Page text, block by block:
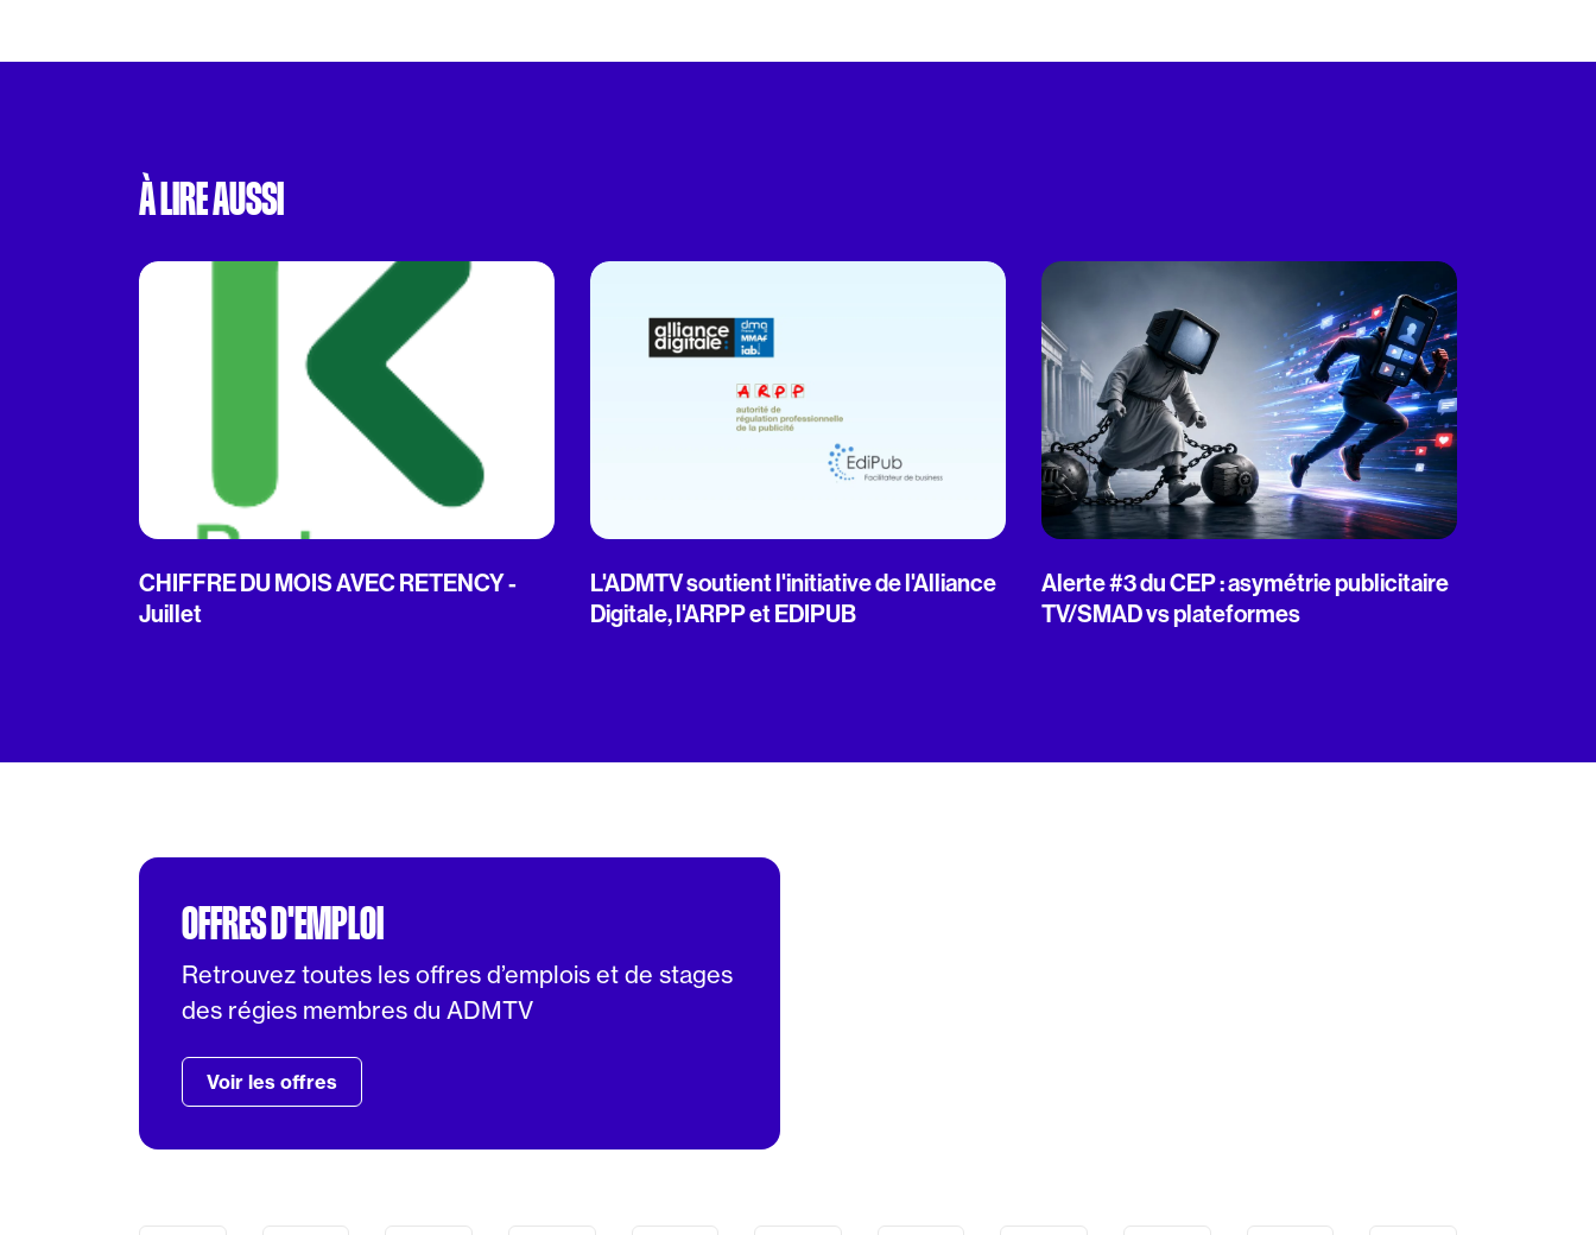
À LIRE AUSSI
CHIFFRE DU MOIS AVEC RETENCY -
Juillet
L'ADMTV soutient l'initiative de l'Alliance
Digitale, l'ARPP et EDIPUB
Alerte #3 du CEP : asymétrie publicitaire
TV/SMAD vs plateformes
OFFRES D'EMPLOI
Retrouvez toutes les offres d’emplois et de stages
des régies membres du ADMTV
Voir les offres